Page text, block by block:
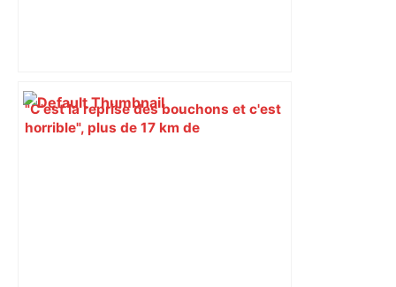
"C'est la reprise des bouchons et c'est
horrible", plus de 17 km de